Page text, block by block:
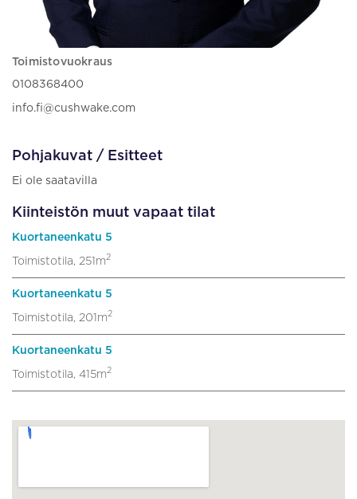
Toimistovuokraus
0108368400
info.fi@cushwake.com
Pohjakuvat / Esitteet
Ei ole saatavilla
Kiinteistön muut vapaat tilat
Kuortaneenkatu 5
Toimistotila, 251m2
Kuortaneenkatu 5
Toimistotila, 201m2
Kuortaneenkatu 5
Toimistotila, 415m2